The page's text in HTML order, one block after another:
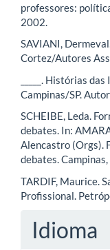
professores:
2002.
SAVIANI,
Cortez/Autores
_____. Histórias
Campinas/SP.
SCHEIBE, Leda.
debates. In:
Alencastro (Orgs).
debates.
TARDIF, Maurice.
Profissional.
Idioma